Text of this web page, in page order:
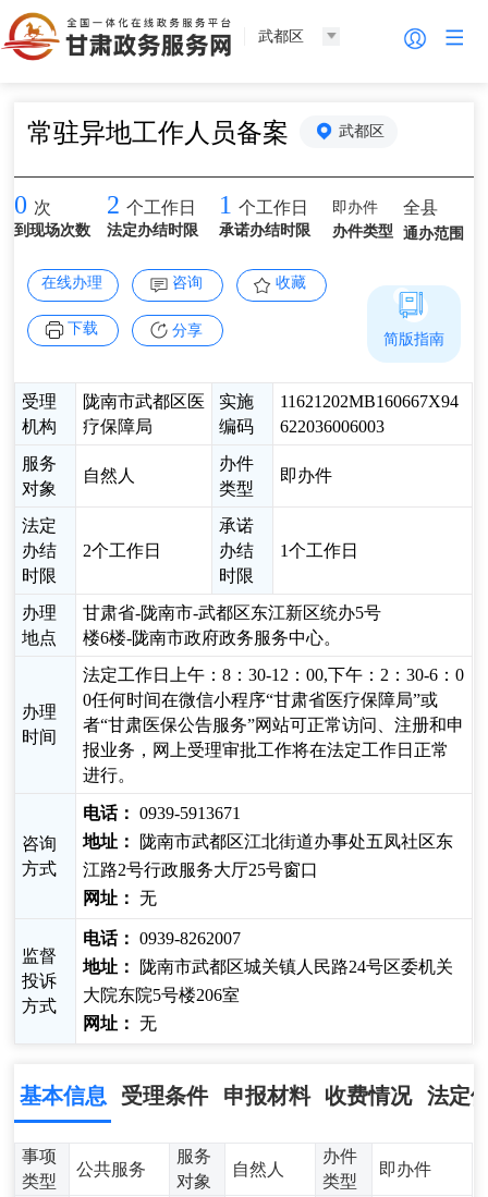
武都区
常驻异地工作人员备案 武都区
0 次
到现场次数
2 个工作日
法定办结时限
1 个工作日
承诺办结时限
即办件
办件类型
全县
通办范围
在线办理 咨询 收藏
下载 分享
受理
机构
陇南市武都区医
疗保障局
实施
编码
11621202MB160667X94
622036006003
服务
对象
自然人
办件
类型
即办件
法定
办结
时限
2个工作日
承诺
办结
时限
1个工作日
办理
地点
甘肃省-陇南市-武都区东江新区统办5号
楼6楼-陇南市政府政务服务中心。
办理
时间
法定工作日上午：8：30-12：00,下午：2：30-6：0
0任何时间在微信小程序“甘肃省医疗保障局”或
者“甘肃医保公告服务”网站可正常访问、注册和申
报业务，网上受理审批工作将在法定工作日正常
进行。
咨询
方式
电话： 0939-5913671
地址：
陇南市武都区江北街道办事处五凤社区东
江路2号行政服务大厅25号窗口
网址： 无
监督
投诉
方式
电话： 0939-8262007
地址：
陇南市武都区城关镇人民路24号区委机关
大院东院5号楼206室
网址： 无
简版指南
基本信息 受理条件 申报材料 收费情况 法定
事项
类型
公共服务
服务
对象
自然人
办件
类型
即办件